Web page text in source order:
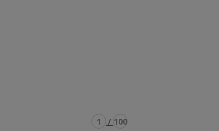
1 / 100